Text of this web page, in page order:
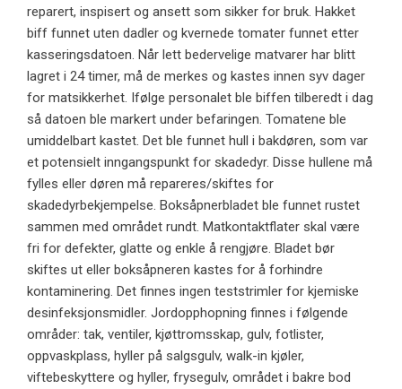
reparert, inspisert og ansett som sikker for bruk. Hakket
biff funnet uten dadler og kvernede tomater funnet etter
kasseringsdatoen. Når lett bedervelige matvarer har blitt
lagret i 24 timer, må de merkes og kastes innen syv dager
for matsikkerhet. Ifølge personalet ble biffen tilberedt i dag
så datoen ble markert under befaringen. Tomatene ble
umiddelbart kastet. Det ble funnet hull i bakdøren, som var
et potensielt inngangspunkt for skadedyr. Disse hullene må
fylles eller døren må repareres/skiftes for
skadedyrbekjempelse. Boksåpnerbladet ble funnet rustet
sammen med området rundt. Matkontaktflater skal være
fri for defekter, glatte og enkle å rengjøre. Bladet bør
skiftes ut eller boksåpneren kastes for å forhindre
kontaminering. Det finnes ingen teststrimler for kjemiske
desinfeksjonsmidler. Jordopphopning finnes i følgende
områder: tak, ventiler, kjøttromsskap, gulv, fotlister,
oppvaskplass, hyller på salgsgulv, walk-in kjøler,
viftebeskyttere og hyller, frysegulv, området i bakre bod